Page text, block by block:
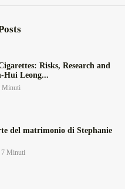
Risks, Research and
Leong...
Minuti
del matrimonio di Stephanie
7 Minuti